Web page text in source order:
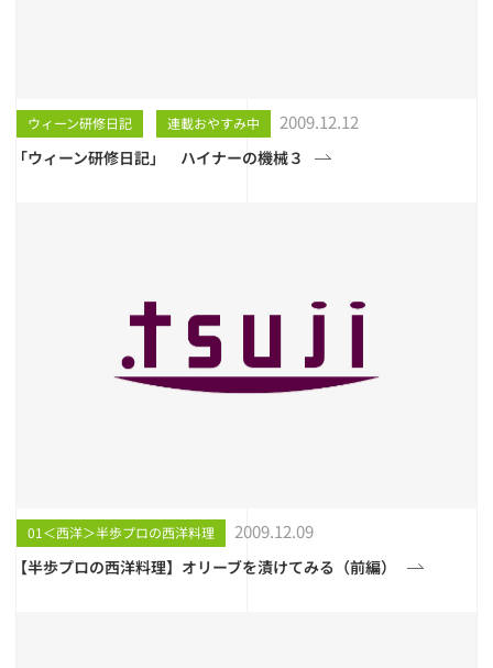
ウィーン研修日記 連載おやすみ中 2009.12.12
「ウィーン研修日記」 ハイナーの機械３
01＜西洋＞半歩プロの西洋料理 2009.12.09
【半歩プロの西洋料理】オリーブを漬けてみる（前編）